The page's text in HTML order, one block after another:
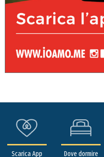
Scarica App Dove dormire